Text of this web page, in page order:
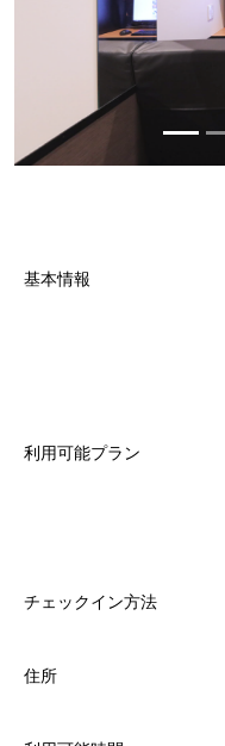
基本情報
利用可能プラン
チェックイン方法
住所